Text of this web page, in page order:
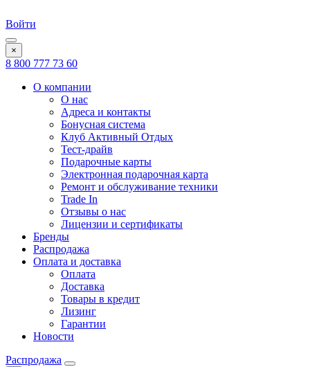
Войти
×
8 800 777 73 60
О компании
О нас
Адреса и контакты
Бонусная система
Клуб Активный Отдых
Тест-драйв
Подарочные карты
Электронная подарочная карта
Ремонт и обслуживание техники
Trade In
Отзывы о нас
Лицензии и сертификаты
Бренды
Распродажа
Оплата и доставка
Оплата
Доставка
Товары в кредит
Лизинг
Гарантии
Новости
Распродажа